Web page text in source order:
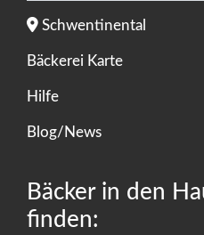
Schwentinental
Bäckerei Karte
Hilfe
Blog/News
Bäcker in den
finden: